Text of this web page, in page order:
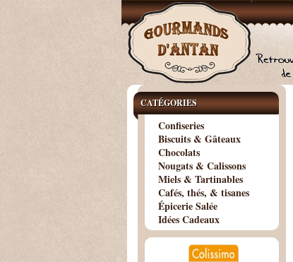
CATÉGORIES
Confiseries
Biscuits & Gâteaux
Chocolats
Nougats & Calissons
Miels & Tartinables
Cafés, thés, & tisanes
Épicerie Salée
Idées Cadeaux